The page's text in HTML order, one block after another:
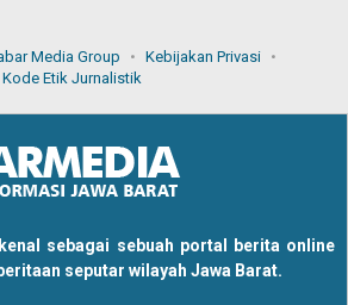
Media Group
Kebijakan Privasi
Kode Etik Jurnalistik
sebagai sebuah portal berita online
seputar wilayah Jawa Barat.